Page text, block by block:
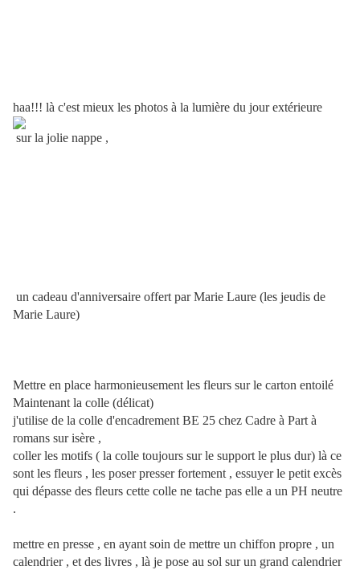
haa!!! là c'est mieux les photos à la lumière du jour extérieure
sur la jolie nappe ,
un cadeau d'anniversaire offert par Marie Laure (les jeudis de
Marie Laure)
Mettre en place harmonieusement les fleurs sur le carton entoilé
Maintenant la colle (délicat)
j'utilise de la colle d'encadrement BE 25 chez Cadre à Part à
romans sur isère ,
coller les motifs ( la colle toujours sur le support le plus dur) là ce
sont les fleurs , les poser presser fortement , essuyer le petit excès
qui dépasse des fleurs cette colle ne tache pas elle a un PH neutre
.
mettre en presse , en ayant soin de mettre un chiffon propre , un
calendrier , et des livres , là je pose au sol sur un grand calendrier